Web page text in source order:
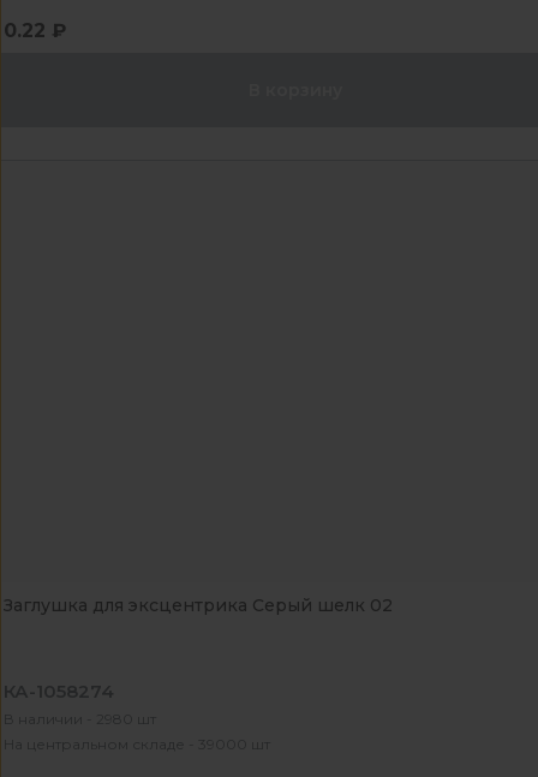
0.22 ₽
Заглушка для эксцентрика Серый шелк 02
КА-1058274
В наличии - 2980 шт
На центральном складе - 39000 шт